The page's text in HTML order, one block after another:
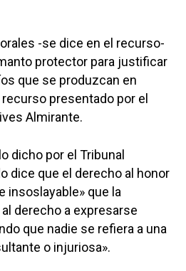
-se dice en el recurso-
protector para justificar
que se produzcan en
presentado por el
Almirante.
dicho por el Tribunal
dice que el derecho al honor
insoslayable» que la
derecho a expresarse
que nadie se refiera a una
o injuriosa».